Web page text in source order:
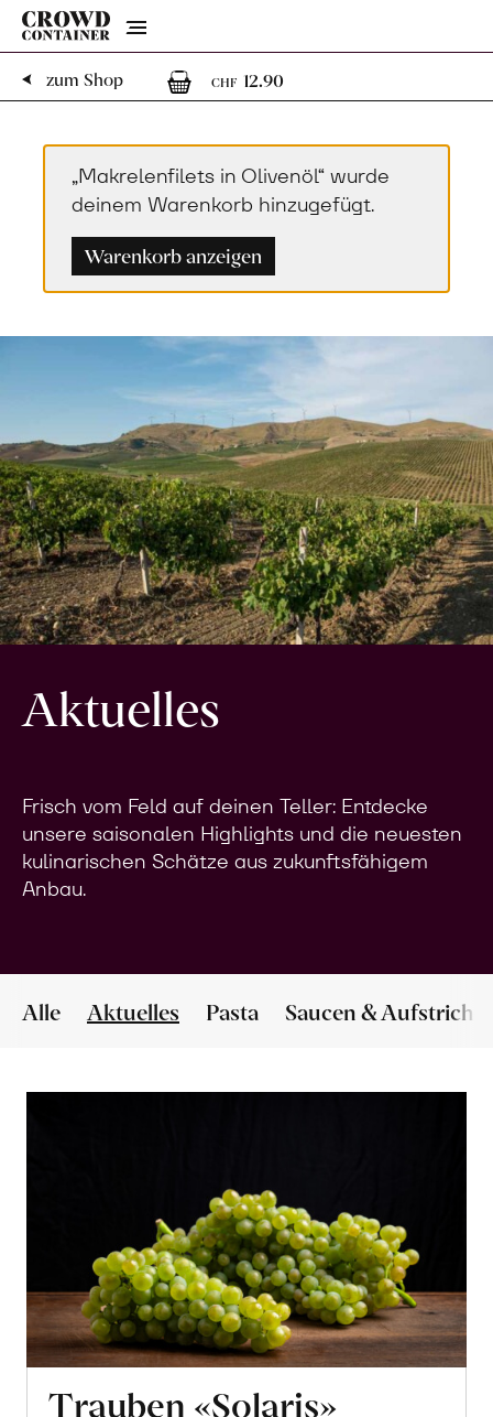
Menu
zum Shop
CHF 12.90
„Makrelenfilets in Olivenöl“ wurde
deinem Warenkorb hinzugefügt.
Warenkorb anzeigen
Aktuelles
Frisch vom Feld auf deinen Teller: Entdecke
unsere saisonalen Highlights und die neuesten
kulinarischen Schätze aus zukunftsfähigem
Anbau.
Alle Aktuelles Pasta Saucen & Aufstriche
Trauben «Solaris»